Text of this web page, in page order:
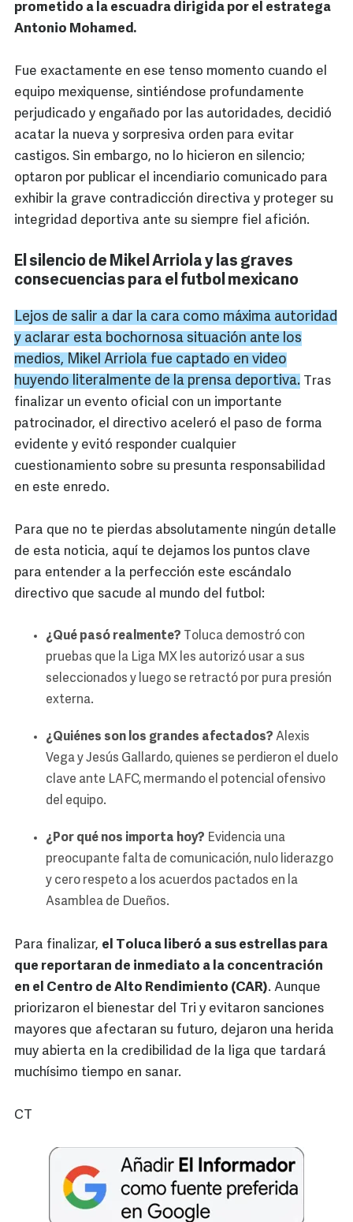
prometido a la escuadra dirigida por el estratega
Antonio Mohamed.
Fue exactamente en ese tenso momento cuando el
equipo mexiquense, sintiéndose profundamente
perjudicado y engañado por las autoridades, decidió
acatar la nueva y sorpresiva orden para evitar
castigos. Sin embargo, no lo hicieron en silencio;
optaron por publicar el incendiario comunicado para
exhibir la grave contradicción directiva y proteger su
integridad deportiva ante su siempre fiel afición.
El silencio de Mikel Arriola y las graves
consecuencias para el futbol mexicano
Lejos de salir a dar la cara como máxima autoridad
y aclarar esta bochornosa situación ante los
medios, Mikel Arriola fue captado en video
huyendo literalmente de la prensa deportiva. Tras
finalizar un evento oficial con un importante
patrocinador, el directivo aceleró el paso de forma
evidente y evitó responder cualquier
cuestionamiento sobre su presunta responsabilidad
en este enredo.
Para que no te pierdas absolutamente ningún detalle
de esta noticia, aquí te dejamos los puntos clave
para entender a la perfección este escándalo
directivo que sacude al mundo del futbol:
¿Qué pasó realmente? Toluca demostró con
pruebas que la Liga MX les autorizó usar a sus
seleccionados y luego se retractó por pura presión
externa.
¿Quiénes son los grandes afectados? Alexis
Vega y Jesús Gallardo, quienes se perdieron el duelo
clave ante LAFC, mermando el potencial ofensivo
del equipo.
¿Por qué nos importa hoy? Evidencia una
preocupante falta de comunicación, nulo liderazgo
y cero respeto a los acuerdos pactados en la
Asamblea de Dueños.
Para finalizar, el Toluca liberó a sus estrellas para
que reportaran de inmediato a la concentración
en el Centro de Alto Rendimiento (CAR). Aunque
priorizaron el bienestar del Tri y evitaron sanciones
mayores que afectaran su futuro, dejaron una herida
muy abierta en la credibilidad de la liga que tardará
muchísimo tiempo en sanar.
CT